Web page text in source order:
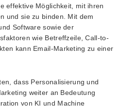
effektive Möglichkeit, mit ihren
und sie zu binden. Mit dem
Software sowie der
wie Betreffzeile, Call-to-
kann Email-Marketing zu einer
dass Personalisierung und
weiter an Bedeutung
von KI und Machine